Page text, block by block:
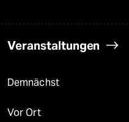
Veranstaltungen
Demnächst
Vor Ort